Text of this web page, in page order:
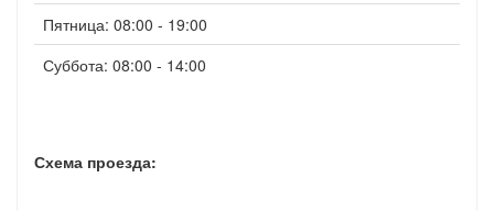
Пятница: 08:00 - 19:00
Суббота: 08:00 - 14:00
Схема проезда: